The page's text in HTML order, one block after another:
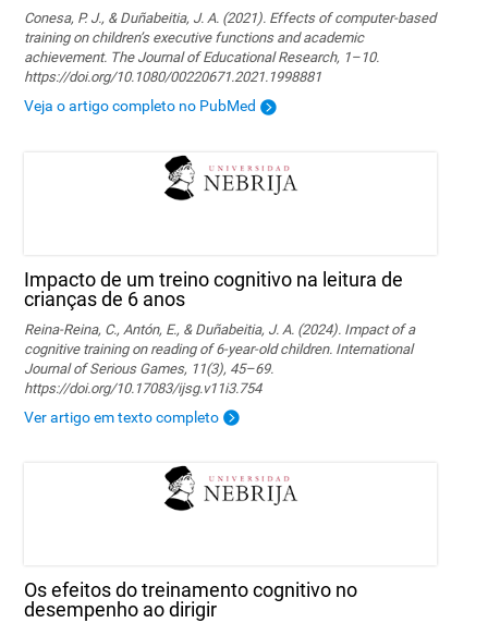
Conesa, P. J., & Duñabeitia, J. A. (2021). Effects of computer-based
training on children’s executive functions and academic
achievement. The Journal of Educational Research, 1–10.
https://doi.org/10.1080/00220671.2021.1998881
Veja o artigo completo no PubMed
Impacto de um treino cognitivo na leitura de
crianças de 6 anos
Reina-Reina, C., Antón, E., & Duñabeitia, J. A. (2024). Impact of a
cognitive training on reading of 6-year-old children. International
Journal of Serious Games, 11(3), 45–69.
https://doi.org/10.17083/ijsg.v11i3.754
Ver artigo em texto completo
Os efeitos do treinamento cognitivo no
desempenho ao dirigir